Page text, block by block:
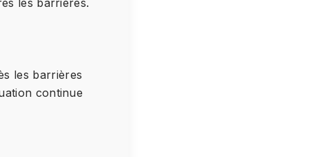
les barrières.
les barrières
continue